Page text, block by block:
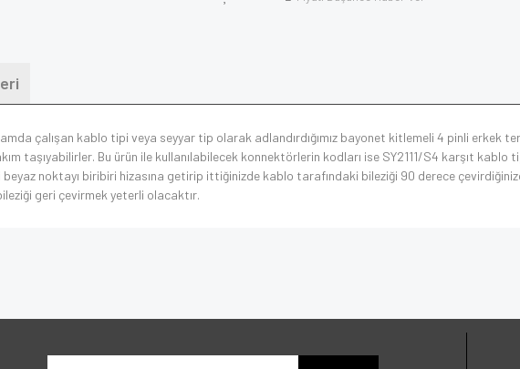
çalışan kablo tipi veya seyyar tip olarak adlandırdığımız bayonet kitlemeli 4 pinli erkek
taşıyabilirler. Bu ürün ile kullanılabilecek konnektörlerin kodları ise SY2111/S4 karşıt kablo
noktayı biribiri hizasına getirip ittiğinizde kablo tarafındaki bileziği 90 derece
geri çevirmek yeterli olacaktır.